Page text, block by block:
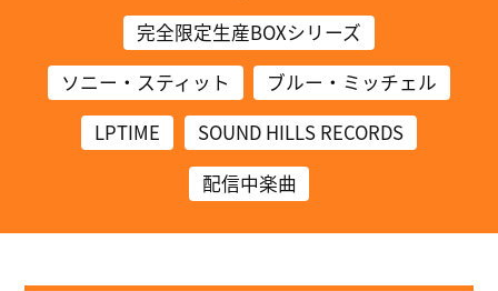
完全限定生産BOXシリーズ
ソニー・スティット
ブルー・ミッチェル
LPTIME
SOUND HILLS RECORDS
配信中楽曲